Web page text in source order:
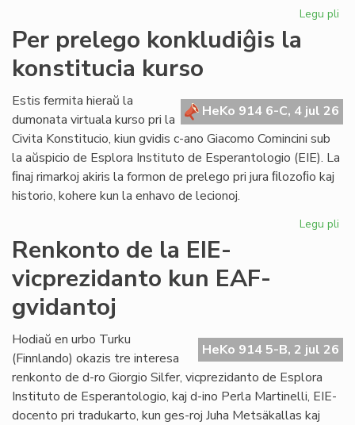
Legu pli
al
Per prelego konkludiĝis la
konstitucia kurso
HeKo 914 6-C, 4 jul 26
Estis fermita hieraŭ la
dumonata virtuala kurso pri la
Civita Konstitucio, kiun gvidis c-ano Giacomo Comincini sub
la aŭspicio de Esplora Instituto de Esperantologio (EIE). La
ﬁnaj rimarkoj akiris la formon de prelego pri jura ﬁlozoﬁo kaj
historio, kohere kun la enhavo de lecionoj.
Legu pli
Renkonto de la EIE-
vicprezidanto kun EAF-
gvidantoj
HeKo 914 5-B, 2 jul 26
Hodiaŭ en urbo Turku
(Finnlando) okazis tre interesa
renkonto de d-ro Giorgio Silfer, vicprezidanto de Esplora
Instituto de Esperantologio, kaj d-ino Perla Martinelli, EIE-
docento pri tradukarto, kun ges-roj Juha Metsäkallas kaj